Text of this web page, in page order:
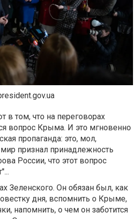
в том, что на переговорах
вопрос Крыма. И это мгновенно
пропаганда: это, мол,
мир признал принадлежность
России, что этот вопрос
Зеленского. Он обязан был, как
дня, вспомнить о Крыме,
напомнить, о чем он заботится